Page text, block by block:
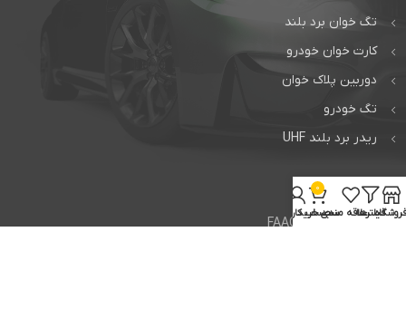
تگ خوان برد بلند
کارت خوان خودرو
دوربین پلاک خوان
تگ خودرو
ریدر برد بلند UHF
خدمات
تعمیر جک فک FAAC
فروشگاهفیلترهاعلاقه مندی
0
سبد خرید
حساب کاربری من